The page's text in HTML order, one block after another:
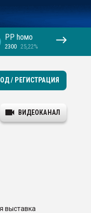
PP hомо
2300 25,22%
/ РЕГИСТРАЦИЯ
ВИДЕОКАНАЛ
выставка